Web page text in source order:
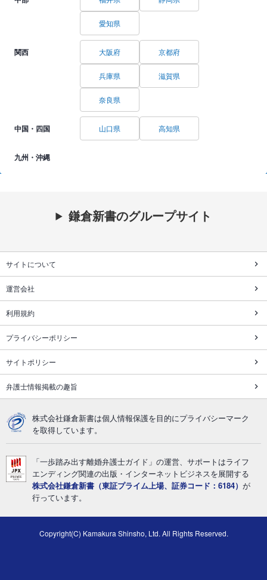
愛知県
関西 大阪府 京都府
兵庫県 滋賀県
奈良県
中国・四国 山口県 高知県
九州・沖縄
鎌倉新書のグループサイト
サイトについて
運営会社
利用規約
プライバシーポリシー
サイトポリシー
弁護士情報掲載の趣旨
株式会社鎌倉新書は個人情報保護を目的にプライバシーマーク
を取得しています。
「一歩踏み出す離婚弁護士ガイド」の運営、サポートはライフ
エンディング関連の出版・インターネットビジネスを展開する
株式会社鎌倉新書（東証プライム上場、証券コード：6184） が
行っています。
Copyright(C) Kamakura Shinsho, Ltd. All Rights Reserved.